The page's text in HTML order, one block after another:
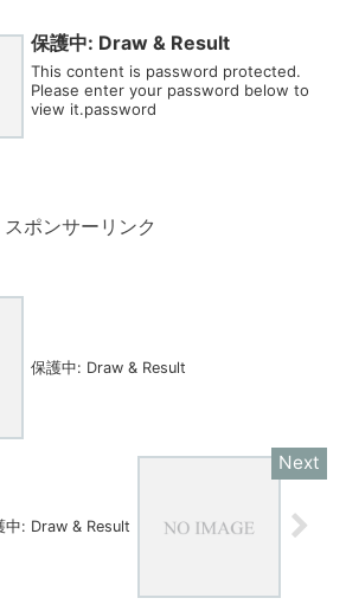
保護中: Draw & Result
This content is password protected.
Please enter your password below to
view it.password
スポンサーリンク
保護中: Draw & Result
中: Draw & Result